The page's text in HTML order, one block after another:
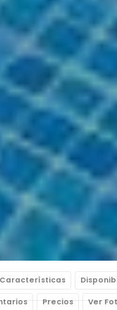
Características
Precios Ver